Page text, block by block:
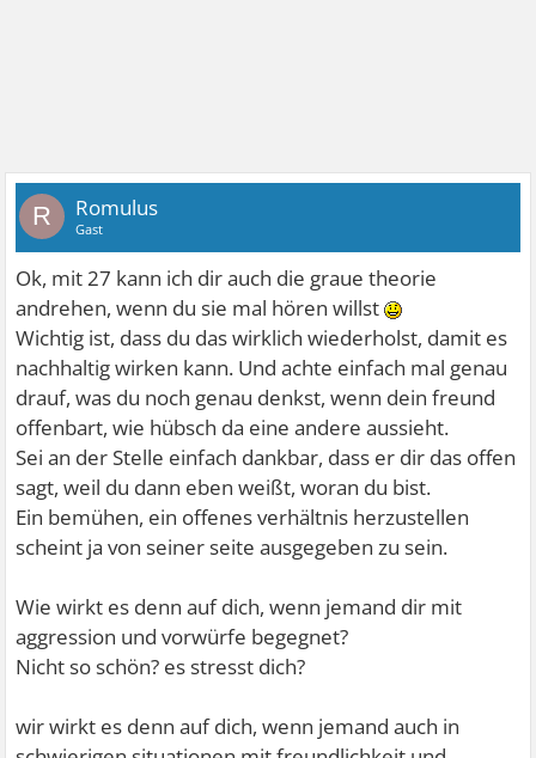
R Romulus
Gast
Ok, mit 27 kann ich dir auch die graue theorie
andrehen, wenn du sie mal hören willst
Wichtig ist, dass du das wirklich wiederholst, damit es
nachhaltig wirken kann. Und achte einfach mal genau
drauf, was du noch genau denkst, wenn dein freund
offenbart, wie hübsch da eine andere aussieht.
Sei an der Stelle einfach dankbar, dass er dir das offen
sagt, weil du dann eben weißt, woran du bist.
Ein bemühen, ein offenes verhältnis herzustellen
scheint ja von seiner seite ausgegeben zu sein.
Wie wirkt es denn auf dich, wenn jemand dir mit
aggression und vorwürfe begegnet?
Nicht so schön? es stresst dich?
wir wirkt es denn auf dich, wenn jemand auch in